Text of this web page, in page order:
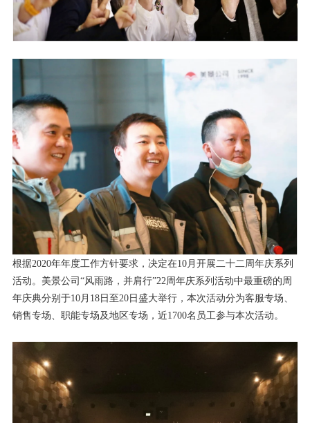
根据2020年年度工作方针要求，决定在10月开展二十二周年庆系列
活动。美景公司 “风雨路，并肩行”22周年庆系列活动中最重磅的周
年庆典分别于10月 18日至20日盛大举行，本次活动分为客服专场、
销售专场、职能专场及地区专场，近1700名员工参与本次活动。